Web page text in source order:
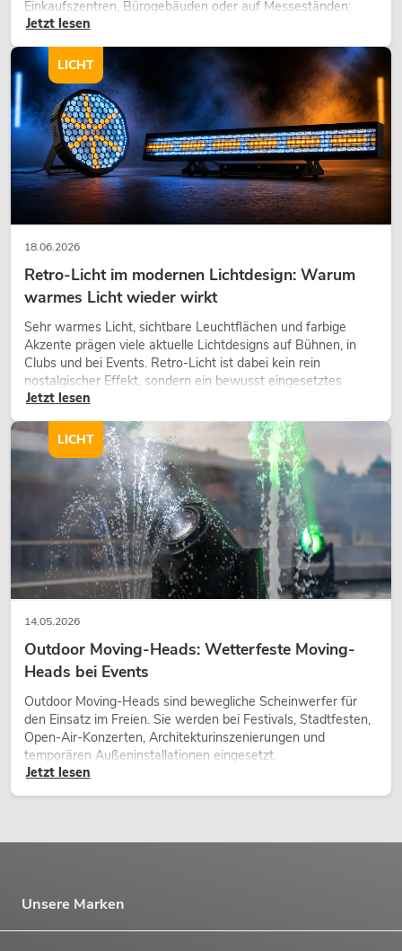
Einkaufszentren, Bürogebäuden oder auf Messeständen:
eine hochwertige Begrünung gehört heute längst zum
Jetzt lesen
18.06.2026
Retro-Licht im modernen Lichtdesign: Warum
warmes Licht wieder wirkt
Sehr warmes Licht, sichtbare Leuchtflächen und farbige
Akzente prägen viele aktuelle Lichtdesigns auf Bühnen, in
Clubs und bei Events. Retro-Licht ist dabei kein rein
nostalgischer Effekt, sondern ein bewusst eingesetztes
Gestaltungsmittel: Es schafft Atmosphäre, gibt Szenen
wirken lassen.
Jetzt lesen
LICHT
14.05.2026
Outdoor Moving-Heads: Wetterfeste Moving-
Heads bei Events
Outdoor Moving-Heads sind bewegliche Scheinwerfer für
den Einsatz im Freien. Sie werden bei Festivals, Stadtfesten,
Open-Air-Konzerten, Architekturinszenierungen und
temporären Außeninstallationen eingesetzt.
Jetzt lesen
LICHT
Unsere Marken